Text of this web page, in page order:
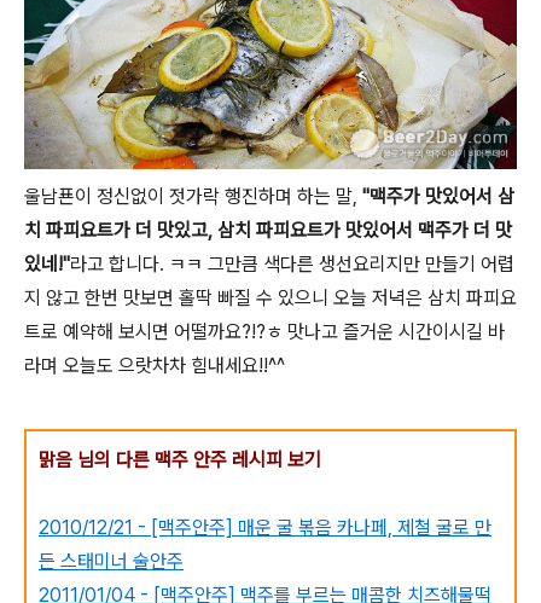
울남푠이 정신없이 젓가락 행진하며 하는 말, "맥주가 맛있어서 삼
치 파피요트가 더 맛있고, 삼치 파피요트가 맛있어서 맥주가 더 맛
있네!"라고 합니다. ㅋㅋ 그만큼 색다른 생선요리지만 만들기 어렵
지 않고 한번 맛보면 홀딱 빠질 수 있으니 오늘 저녁은 삼치 파피요
트로 예약해 보시면 어떨까요?!?ㅎ 맛나고 즐거운 시간이시길 바
라며 오늘도 으랏차차 힘내세요!!^^
맑음 님의 다른 맥주 안주 레시피 보기
2010/12/21 - [맥주안주] 매운 굴 볶음 카나페, 제철 굴로 만
든 스태미너 술안주
2011/01/04 - [맥주안주] 맥주를 부르는 매콤한 치즈해물떡